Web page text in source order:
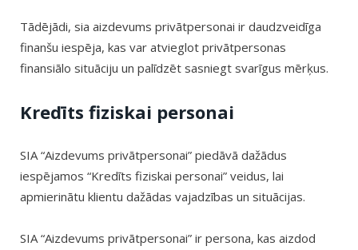
Tādējādi, sia aizdevums privātpersonai ir daudzveidīga
finanšu iespēja, kas var atvieglot privātpersonas
finansiālo situāciju un palīdzēt sasniegt svarīgus mērķus.
Kredīts fiziskai personai
SIA “Aizdevums privātpersonai” piedāvā dažādus
iespējamos “Kredīts fiziskai personai” veidus, lai
apmierinātu klientu dažādas vajadzības un situācijas.
SIA “Aizdevums privātpersonai” ir persona, kas aizdod